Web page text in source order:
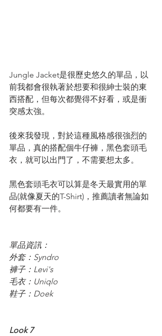
Jungle Jacket是很歷史悠久的單品，以
前我都會很執著於想要和很紳士裝的東
西搭配，但每次都覺得不好看，或是衝
突感太強。
後來我發現，對於這種風格感很強烈的
單品，真的搭配個牛仔褲，黑色套頭毛
衣，就可以出門了，不需要想太多。
黑色套頭毛衣可以算是冬天最實用的單
品(就像夏天的T-Shirt)，推薦讀者無論如
何都要有一件。
單品資訊：
外套：Syndro
褲子：Levi's
毛衣：Uniqlo
鞋子：Doek
Look 7